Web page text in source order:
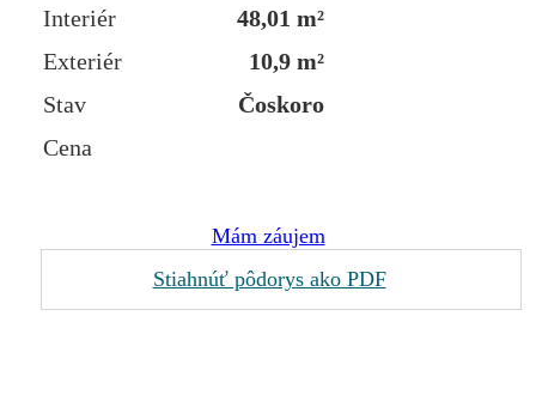
Interiér
48,01 m²
Exteriér
10,9 m²
Stav
Čoskoro
Cena
Mám záujem
Stiahnúť pôdorys ako PDF